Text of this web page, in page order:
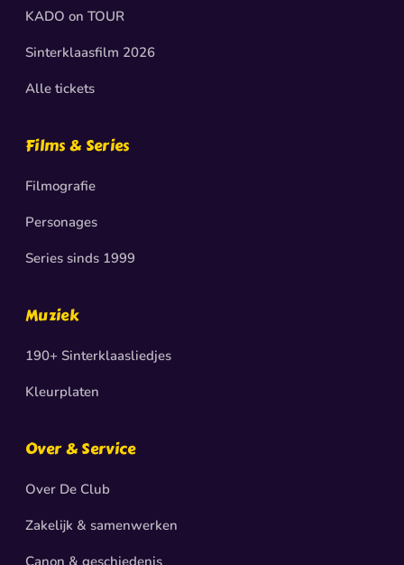
KADO on TOUR
Sinterklaasfilm 2026
Alle tickets
Films & Series
Filmografie
Personages
Series sinds 1999
Muziek
190+ Sinterklaasliedjes
Kleurplaten
Over & Service
Over De Club
Zakelijk & samenwerken
Canon & geschiedenis